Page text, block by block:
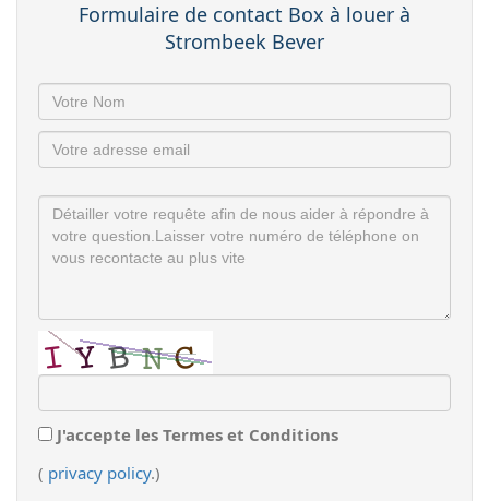
Formulaire de contact Box à louer à
Strombeek Bever
J'accepte les Termes et Conditions
( privacy policy.)